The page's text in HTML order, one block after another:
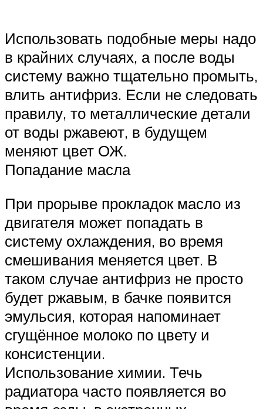
Использовать подобные меры надо
в крайних случаях, а после воды
систему важно тщательно промыть,
влить антифриз. Если не следовать
правилу, то металлические детали
от воды ржавеют, в будущем
меняют цвет ОЖ.
Попадание масла
При прорыве прокладок масло из
двигателя может попадать в
систему охлаждения, во время
смешивания меняется цвет. В
таком случае антифриз не просто
будет ржавым, в бачке появится
эмульсия, которая напоминает
сгущённое молоко по цвету и
консистенции.
Использование химии. Течь
радиатора часто появляется во